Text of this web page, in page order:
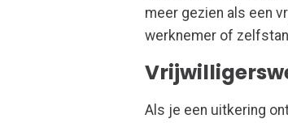
meer gezien als een
werknemer of
Als je een uitkering